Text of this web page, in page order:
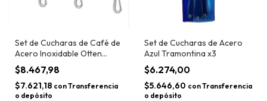
Set de Cucharas de Café de
Acero Inoxidable Otten
Âmbar x6
$8.467,98
$7.621,18 conTransferencia
o depósito
Set de Cucharas de Acero
Azul Tramontina x3
$6.274,00
$5.646,60 conTransferencia
o depósito